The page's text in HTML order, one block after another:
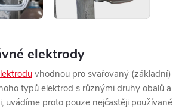
elektrody
vhodnou pro svařovaný (základní)
typů elektrod s různými druhy obalů a
uvádíme proto pouze nejčastěji používané